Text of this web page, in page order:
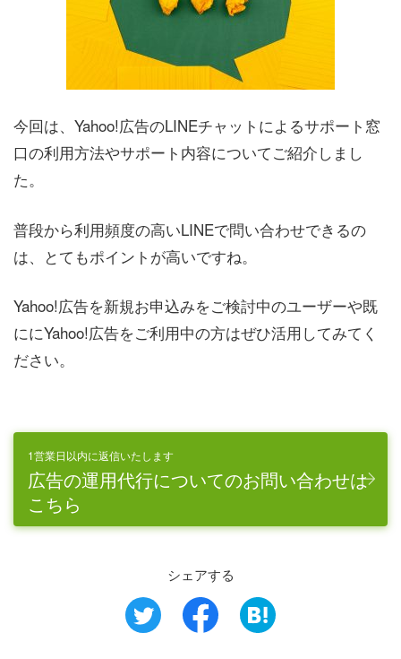
今回は、Yahoo!広告のLINEチャットによるサポート窓
口の利用方法やサポート内容についてご紹介しまし
た。
普段から利用頻度の高いLINEで問い合わせできるの
は、とてもポイントが高いですね。
Yahoo!広告を新規お申込みをご検討中のユーザーや既
ににYahoo!広告をご利用中の方はぜひ活用してみてく
ださい。
1営業日以内に返信いたします
広告の運用代行についてのお問い合わせは
こちら
シェアする